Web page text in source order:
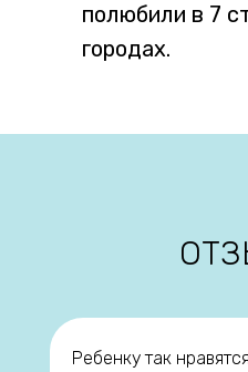
полюбили в 7
городах.
Ребенку так